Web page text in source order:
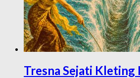
Tresna Sejati